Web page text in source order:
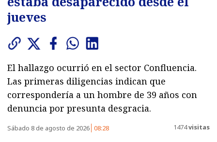
jueves
El hallazgo ocurrió en el sector Confluencia.
Las primeras diligencias indican que
correspondería a un hombre de 39 años con
denuncia por presunta desgracia.
Sábado 8 de agosto de 2026 08:28 1474visitas